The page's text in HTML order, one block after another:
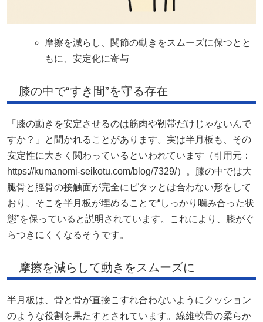
摩擦を減らし、関節の動きをスムーズに保つとと
もに、安定化に寄与
膝の中で“すき間”を守る存在
「膝の動きを安定させるのは筋肉や靭帯だけじゃないんで
すか？」と聞かれることがあります。実は半月板も、その
安定性に大きく関わっているといわれています（引用元：
https://kumanomi-seikotu.com/blog/7329/）。膝の中では大
腿骨と脛骨の接触面が完全にピタッとは合わない形をして
おり、そこを半月板が埋めることで“しっかり噛み合った状
態”を保っていると説明されています。これにより、膝がぐ
らつきにくくなるそうです。
摩擦を減らして動きをスムーズに
半月板は、骨と骨が直接こすれ合わないようにクッション
のような役割を果たすとされています。線維軟骨の柔らか